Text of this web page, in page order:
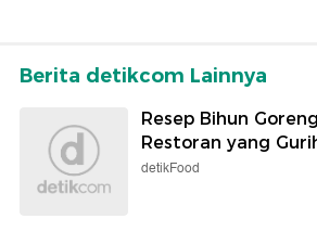
Berita detikcom Lainnya
Resep Bihun
Restoran yang
detikFood